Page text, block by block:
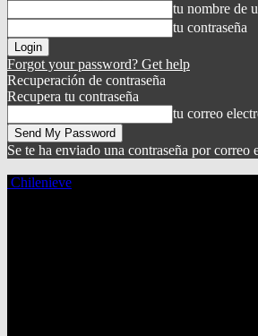
tu nombre de
tu contraseña
Forgot your password? Get help
Recuperación de contraseña
Recupera tu contraseña
tu correo
Se te ha enviado una contraseña por correo
Chilenieve